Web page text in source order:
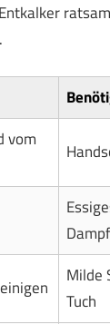
vom
Milde
Tuch